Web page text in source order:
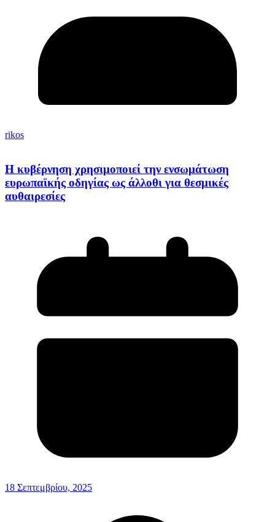
rikos
Η κυβέρνηση χρησιμοποιεί την ενσωμάτωση
ευρωπαϊκής οδηγίας ως άλλοθι για θεσμικές
αυθαιρεσίες
18 Σεπτεμβρίου, 2025